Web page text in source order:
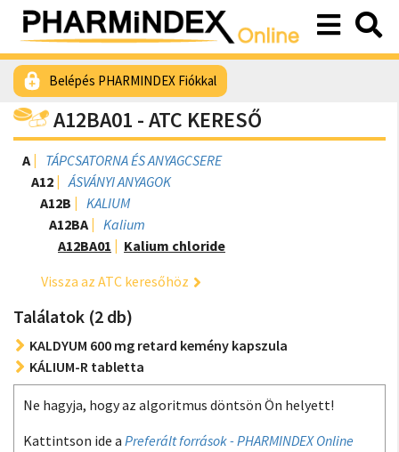
Belépés PHARMINDEX Fiókkal
A12BA01 - ATC KERESŐ
A
TÁPCSATORNA ÉS ANYAGCSERE
A12
ÁSVÁNYI ANYAGOK
A12B
KALIUM
A12BA
Kalium
A12BA01
Kalium chloride
Vissza az ATC keresőhöz
Találatok (2 db)
KALDYUM 600 mg retard kemény kapszula
KÁLIUM-R tabletta
Ne hagyja, hogy az algoritmus döntsön Ön helyett!
Kattintson ide a Preferált források - PHARMINDEX Online